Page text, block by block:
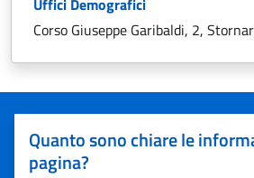
Uffici Demografici
Corso Giuseppe Garibaldi, 2,
Quanto sono chiare le
pagina?